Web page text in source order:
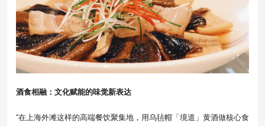
酒食相融：文化赋能的味觉新表达
“在上海外滩这样的高端餐饮聚集地，用乌毡帽「境道」黄酒做核心食